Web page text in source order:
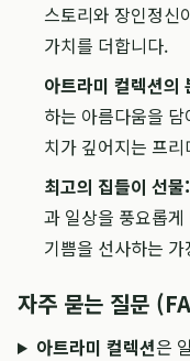
스토리와 장인정신
가치를 더합니다.
아트라미 컬렉션의
하는 아름다움을
치가 깊어지는 프
최고의 집들이 선물:
과 일상을 풍요롭
기쁨을 선사하는
자주 묻는 질문
아트라미 컬렉션은